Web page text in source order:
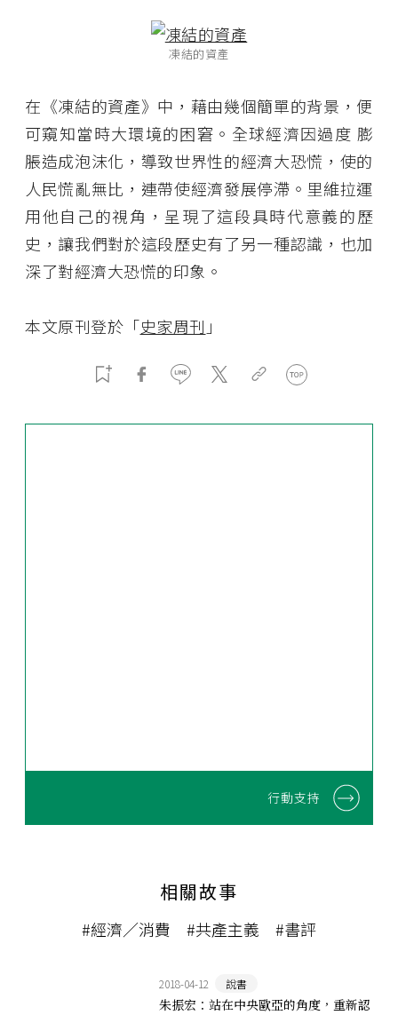
凍結的資產
在《凍結的資產》中，藉由幾個簡單的背景，便
可窺知當時大環境的困窘。全球經濟因過度 膨
脹造成泡沫化，導致世界性的經濟大恐慌，使的
人民慌亂無比，連帶使經濟發展停滯。里維拉運
用他自己的視角，呈現了這段具時代意義的歷
史，讓我們對於這段歷史有了另一種認識，也加
深了對經濟大恐慌的印象。
本文原刊登於「史家周刊 」
行動支持
相關故事
#經濟／消費 #共產主義 #書評
2018-04-12 說書
朱振宏：站在中央歐亞的角度，重新認